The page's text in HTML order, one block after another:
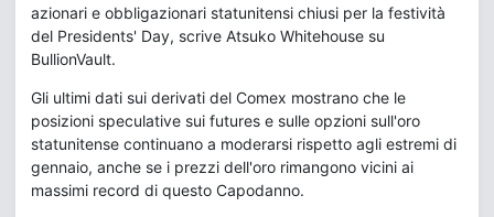
azionari e obbligazionari statunitensi chiusi per la festività
del Presidents' Day, scrive Atsuko Whitehouse su
BullionVault.
Gli ultimi dati sui derivati del Comex mostrano che le
posizioni speculative sui futures e sulle opzioni sull'oro
statunitense continuano a moderarsi rispetto agli estremi di
gennaio, anche se i prezzi dell'oro rimangono vicini ai
massimi record di questo Capodanno.